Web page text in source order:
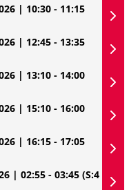
| 10:30 - 11:15
| 12:45 - 13:35
| 13:10 - 14:00
| 15:10 - 16:00
| 16:15 - 17:05
| 02:55 - 03:45 (S:4